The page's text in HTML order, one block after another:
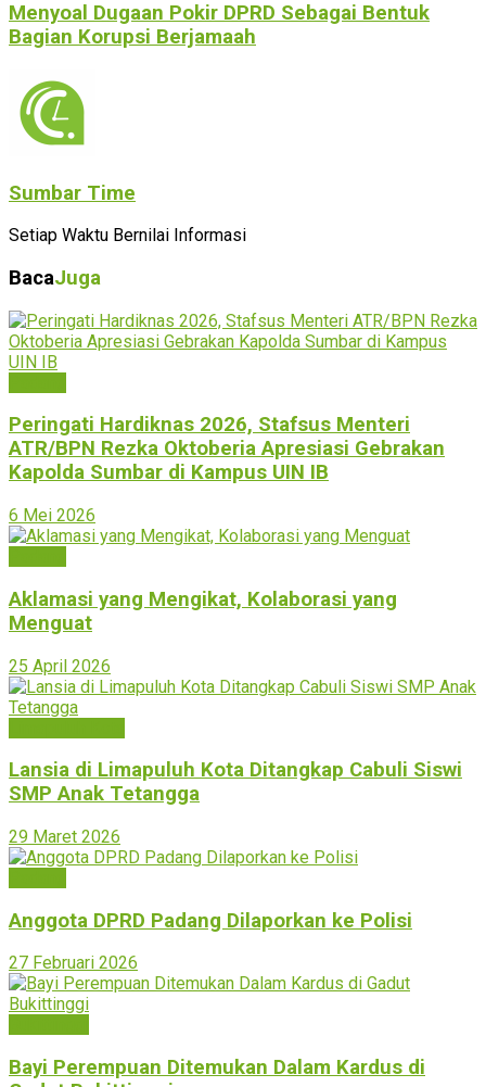
Menyoal Dugaan Pokir DPRD Sebagai Bentuk
Bagian Korupsi Berjamaah
Sumbar Time
Setiap Waktu Bernilai Informasi
BacaJuga
Peringati Hardiknas 2026, Stafsus Menteri
ATR/BPN Rezka Oktoberia Apresiasi Gebrakan
Kapolda Sumbar di Kampus UIN IB
6 Mei 2026
Aklamasi yang Mengikat, Kolaborasi yang
Menguat
25 April 2026
Lansia di Limapuluh Kota Ditangkap Cabuli Siswi
SMP Anak Tetangga
29 Maret 2026
Anggota DPRD Padang Dilaporkan ke Polisi
27 Februari 2026
Bayi Perempuan Ditemukan Dalam Kardus di